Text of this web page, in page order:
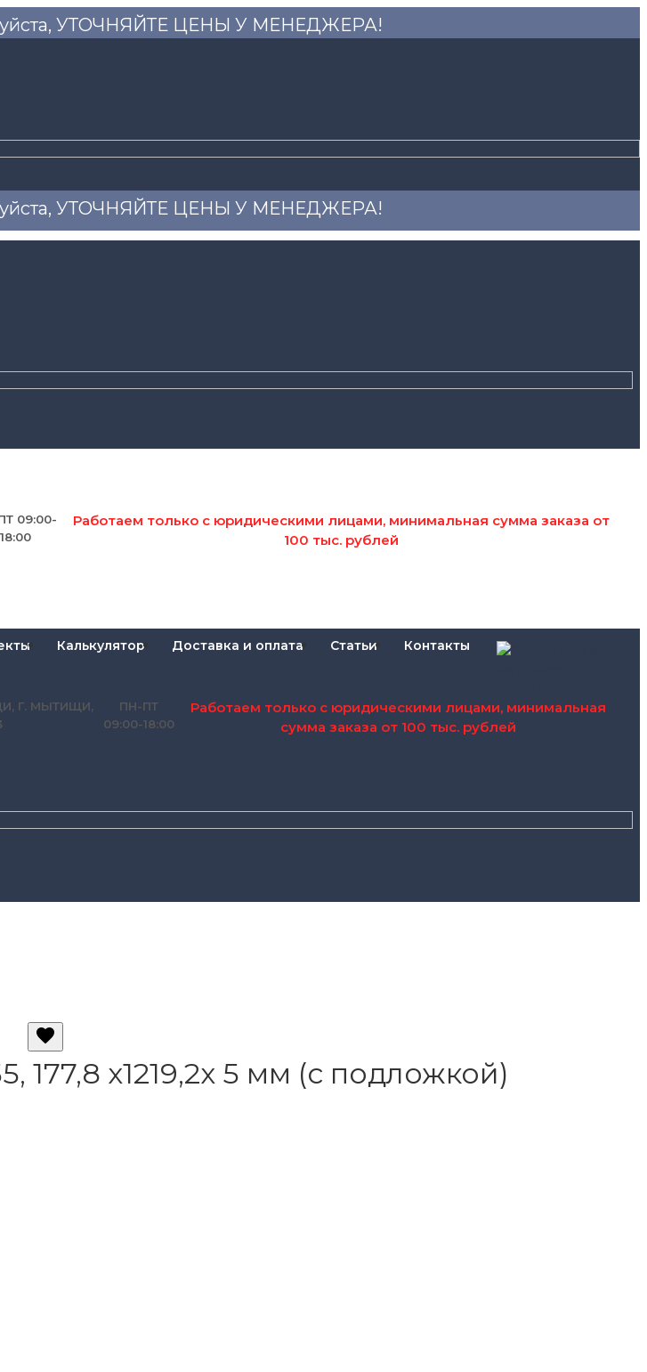
УТОЧНЯЙТЕ ЦЕНЫ У МЕНЕДЖЕРА!
УТОЧНЯЙТЕ ЦЕНЫ У МЕНЕДЖЕРА!
09:00-
18:00
Работаем только с юридическими лицами, минимальная сумма заказа от
100 тыс. рублей
Калькулятор Доставка и оплата Статьи Контакты
Г. МЫТИЩИ,
ПН-ПТ
09:00-18:00
Работаем только с юридическими лицами, минимальная
сумма заказа от 100 тыс. рублей
177,8 х1219,2х 5 мм (с подложкой)